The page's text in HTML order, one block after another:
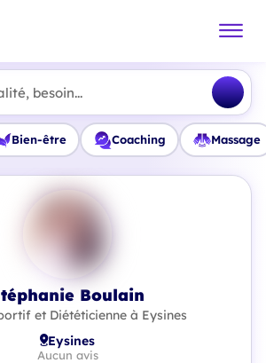
besoin...
Bien-être Coaching Massage
Boulain
et Diététicienne à Eysines
Eysines
Aucun avis